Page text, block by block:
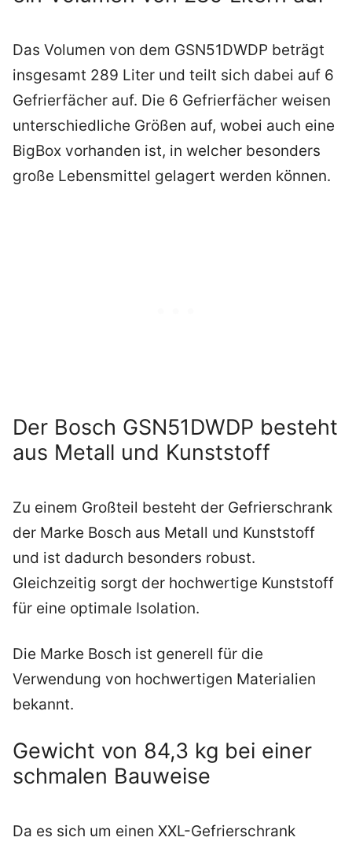
Das Volumen von dem GSN51DWDP beträgt
insgesamt 289 Liter und teilt sich dabei auf 6
Gefrierfächer auf. Die 6 Gefrierfächer weisen
unterschiedliche Größen auf, wobei auch eine
BigBox vorhanden ist, in welcher besonders
große Lebensmittel gelagert werden können.
Der Bosch GSN51DWDP besteht
aus Metall und Kunststoff
Zu einem Großteil besteht der Gefrierschrank
der Marke Bosch aus Metall und Kunststoff
und ist dadurch besonders robust.
Gleichzeitig sorgt der hochwertige Kunststoff
für eine optimale Isolation.
Die Marke Bosch ist generell für die
Verwendung von hochwertigen Materialien
bekannt.
Gewicht von 84,3 kg bei einer
schmalen Bauweise
Da es sich um einen XXL-Gefrierschrank